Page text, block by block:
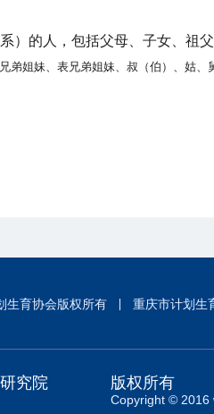
）的人，包括父母、子女、祖
弟姐妹、表兄弟姐妹、叔（伯）、姑、
生育协会版权所有 重庆市计划生
究院 版权所有
Copyright © 2016